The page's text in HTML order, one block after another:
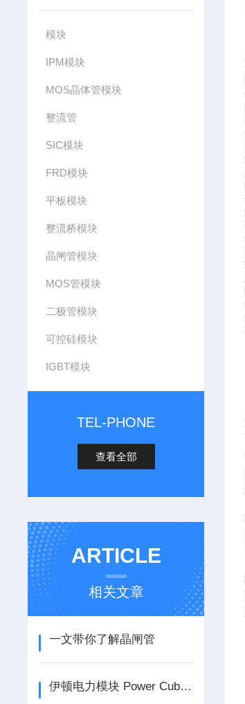
模块
IPM模块
MOS晶体管模块
整流管
SIC模块
FRD模块
平板模块
整流桥模块
晶闸管模块
MOS管模块
二极管模块
可控硅模块
IGBT模块
TEL-PHONE
查看全部
ARTICLE
相关文章
一文带你了解晶闸管
伊顿电力模块 Power Cube 首获国内外双认证，让 AI 供电更可靠！